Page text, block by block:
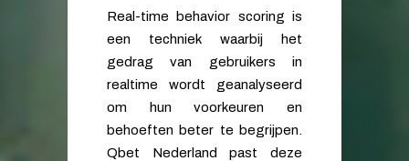
Real-time behavior scoring is
een techniek waarbij het
gedrag van gebruikers in
realtime wordt geanalyseerd
om hun voorkeuren en
behoeften beter te begrijpen.
Qbet Nederland past deze